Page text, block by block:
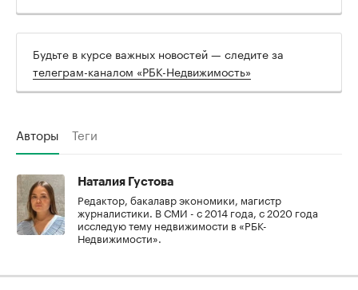
Будьте в курсе важных новостей — следите за
телеграм-каналом «РБК-Недвижимость»
Авторы Теги
Наталия Густова
Редактор, бакалавр экономики, магистр
журналистики. В СМИ - с 2014 года, с 2020 года
исследую тему недвижимости в «РБК-
Недвижимости».